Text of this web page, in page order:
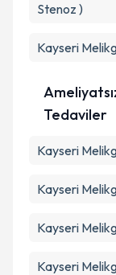
Stenoz )
Kayseri
Tedaviler
Kayseri
Kayseri
Kayseri
Kayseri